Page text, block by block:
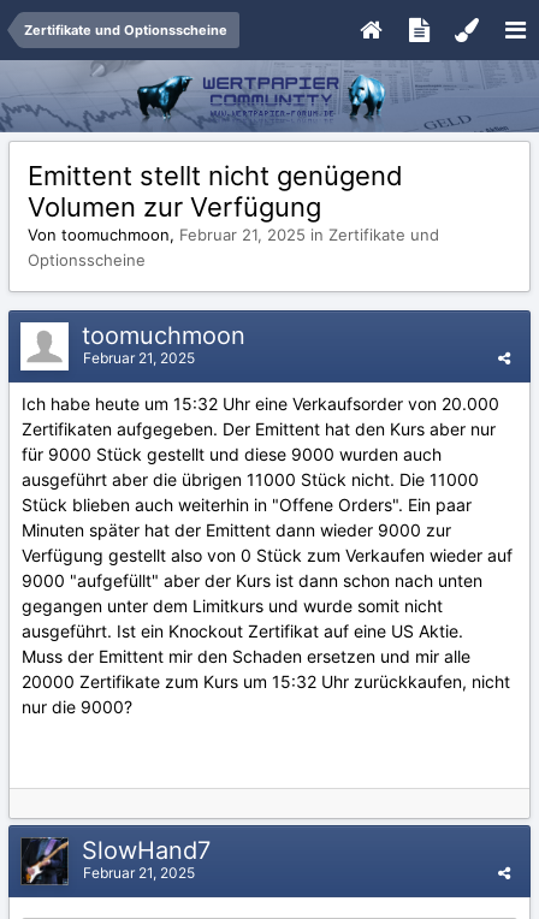
Zertifikate und Optionsscheine
Emittent stellt nicht genügend
Volumen zur Verfügung
Von toomuchmoon, Februar 21, 2025 in Zertifikate und
Optionsscheine
toomuchmoon
Februar 21, 2025
Ich habe heute um 15:32 Uhr eine Verkaufsorder von 20.000
Zertifikaten aufgegeben. Der Emittent hat den Kurs aber nur
für 9000 Stück gestellt und diese 9000 wurden auch
ausgeführt aber die übrigen 11000 Stück nicht. Die 11000
Stück blieben auch weiterhin in "Offene Orders". Ein paar
Minuten später hat der Emittent dann wieder 9000 zur
Verfügung gestellt also von 0 Stück zum Verkaufen wieder auf
9000 "aufgefüllt" aber der Kurs ist dann schon nach unten
gegangen unter dem Limitkurs und wurde somit nicht
ausgeführt. Ist ein Knockout Zertifikat auf eine US Aktie.
Muss der Emittent mir den Schaden ersetzen und mir alle
20000 Zertifikate zum Kurs um 15:32 Uhr zurückkaufen, nicht
nur die 9000?
SlowHand7
Februar 21, 2025